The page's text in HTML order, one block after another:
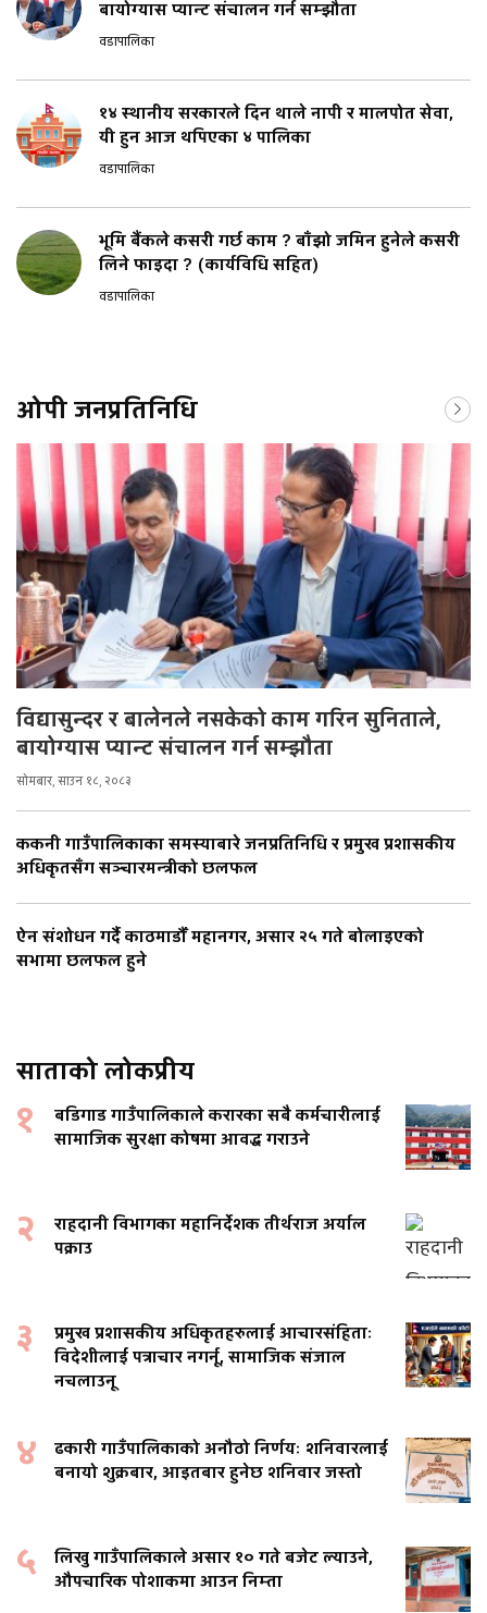
बायोग्यास प्यान्ट संचालन गर्न सम्झौता
वडापालिका
१४ स्थानीय सरकारले दिन थाले नापी र मालपोत सेवा,
यी हुन आज थपिएका ४ पालिका
वडापालिका
भूमि बैंकले कसरी गर्छ काम ? बाँझो जमिन हुनेले कसरी
लिने फाइदा ? (कार्यविधि सहित)
वडापालिका
ओपी जनप्रतिनिधि
विद्यासुन्दर र बालेनले नसकेको काम गरिन सुनिताले,
बायोग्यास प्यान्ट संचालन गर्न सम्झौता
सोमबार, साउन १८, २०८३
ककनी गाउँपालिकाका समस्याबारे जनप्रतिनिधि र प्रमुख प्रशासकीय
अधिकृतसँग सञ्चारमन्त्रीको छलफल
ऐन संशोधन गर्दै काठमाडौँ महानगर, असार २५ गते बोलाइएको
सभामा छलफल हुने
साताको लोकप्रीय
१
बडिगाड गाउँपालिकाले करारका सबै कर्मचारीलाई
सामाजिक सुरक्षा कोषमा आवद्ध गराउने
२
राहदानी विभागका महानिर्देशक तीर्थराज अर्याल
पक्राउ
३
प्रमुख प्रशासकीय अधिकृतहरुलाई आचारसंहिताः
विदेशीलाई पत्राचार नगर्नू, सामाजिक संजाल
नचलाउनू
४
ढकारी गाउँपालिकाको अनौठो निर्णयः शनिवारलाई
बनायो शुक्रबार, आइतबार हुनेछ शनिवार जस्तो
५
लिखु गाउँपालिकाले असार १० गते बजेट ल्याउने,
औपचारिक पोशाकमा आउन निम्ता